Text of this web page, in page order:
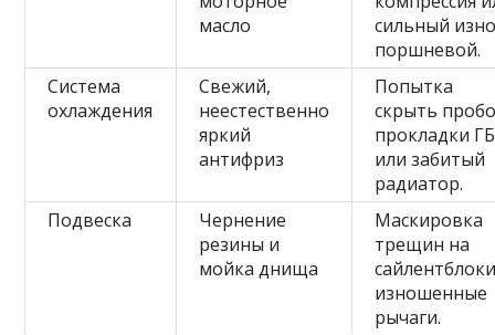
масло
сильный
поршневой.
Система
охлаждения
Свежий,
неестественно
яркий
антифриз
Попытка
скрыть
прокладки
или забитый
радиатор.
Подвеска
Чернение
резины и
мойка днища
Маскировка
трещин на
изношенные
рычаги.